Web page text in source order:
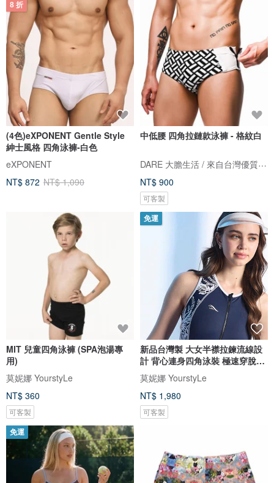
8 折
(4色)eXPONENT Gentle Style
紳士風格 四角泳褲-白色
eXPONENT
NT$ 872 NT$ 1,090
中低腰 四角拉鏈款泳褲 - 格紋白
DARE 大膽生活 / 來自台灣優質男性內著
NT$ 900
可客製
MIT 兒童四角泳褲 (SPA泡湯專
用)
莫妮娜 YourstyLe
NT$ 360
可客製
免運
新品台灣製 大女半襟拉鍊流線設
計 背心連身四角泳裝 極速穿脫
~5L
莫妮娜 YourstyLe
NT$ 1,980
可客製
免運